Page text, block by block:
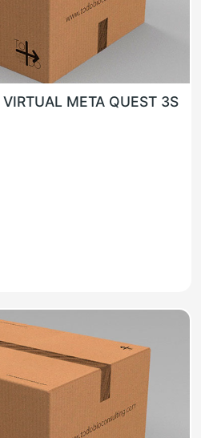
META QUEST 3S